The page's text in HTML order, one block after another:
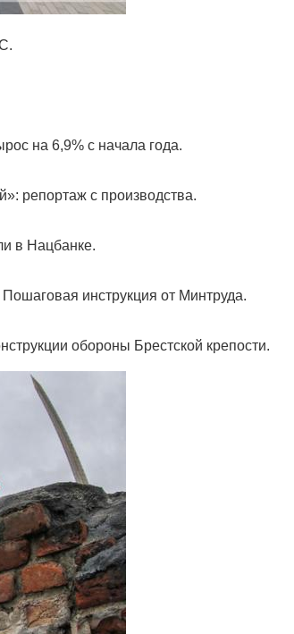
на 6,9% с начала года.
репортаж с производства.
в Нацбанке.
инструкция от Минтруда.
обороны Брестской крепости.